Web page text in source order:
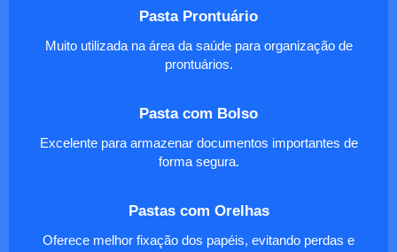
Pasta Prontuário
Muito utilizada na área da saúde para organização de
prontuários.
Pasta com Bolso
Excelente para armazenar documentos importantes de
forma segura.
Pastas com Orelhas
Oferece melhor fixação dos papéis, evitando perdas e